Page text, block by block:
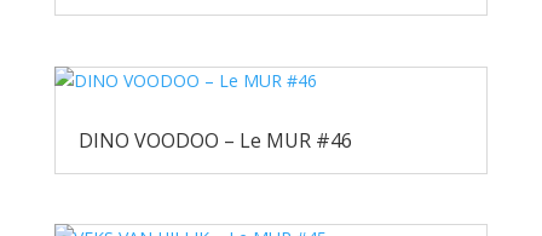
DINO VOODOO – Le MUR #46